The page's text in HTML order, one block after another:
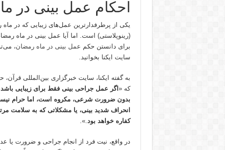
احکام عمل بینی در
یکی از پرطرفدارترین عمل‌های زیبایی که در
(رینوپلاستی) است. اما آیا عمل بینی در ماه
برای دانستن حکم عمل بینی در ماه رمضان،
سایت ایکنا بخوانید.
به گفته ایکنا، سایت خبرگزاری بین‌المللی
که «اگر عمل جراحی بینی فقط برای زیبایی
بدون ضرورت شرعی، مکروه است، اما حرام
انحراف شدید بینی، یا مشکلاتی که به سلامت
کفاره خواهد بود.».
در واقع، نیت فرد از انجام جراحی و ضرورت